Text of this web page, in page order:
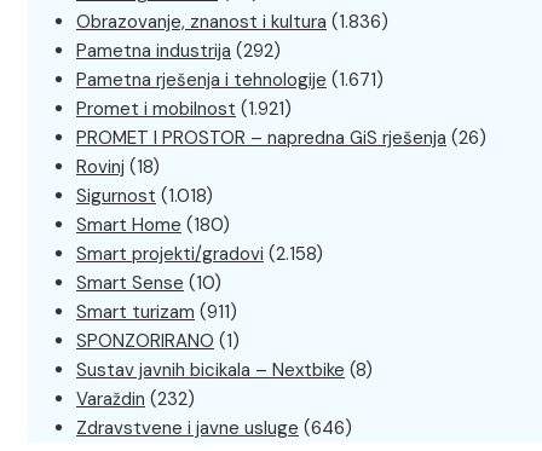
Obrazovanje, znanost i kultura (1.836)
Pametna industrija (292)
Pametna rješenja i tehnologije (1.671)
Promet i mobilnost (1.921)
PROMET I PROSTOR – napredna GiS rješenja (26)
Rovinj (18)
Sigurnost (1.018)
Smart Home (180)
Smart projekti/gradovi (2.158)
Smart Sense (10)
Smart turizam (911)
SPONZORIRANO (1)
Sustav javnih bicikala – Nextbike (8)
Varaždin (232)
Zdravstvene i javne usluge (646)